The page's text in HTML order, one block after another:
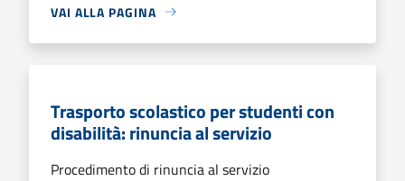
VAI ALLA PAGINA
Trasporto scolastico per studenti con
disabilità: rinuncia al servizio
Procedimento di rinuncia al servizio